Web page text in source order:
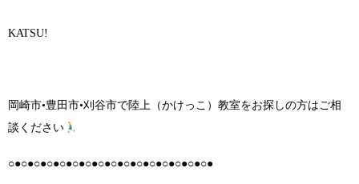
KATSU!
岡崎市•豊田市•刈谷市で陸上（かけっこ）教室をお探しの方はご相
談ください
○●○●○●○●○●○●○●○●○●○●○●○●○●○●○●○●